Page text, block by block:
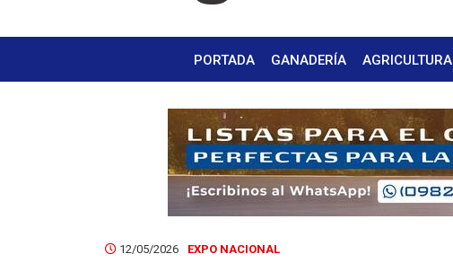
PORTADA GANADERÍA AGRICULTURA
12/05/2026 EXPO NACIONAL